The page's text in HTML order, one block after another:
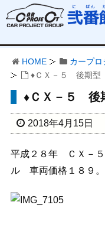
HOME カープ
♦ＣＸ－５ 後期
♦ＣＸ－５ 後
2018年4月15日
平成２８年 ＣＸ－
ル 車両価格１８９。